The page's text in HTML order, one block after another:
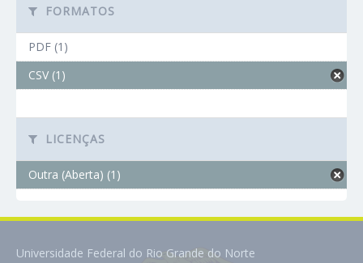
FORMATOS
PDF (1)
CSV (1)
LICENÇAS
Outra (Aberta) (1)
Universidade Federal do Rio Grande do Norte